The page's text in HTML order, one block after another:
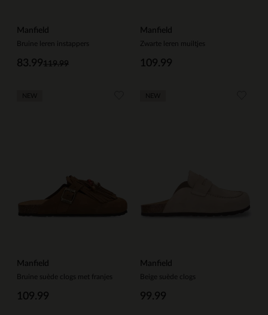
Manfield
Bruine leren instappers
119.99
83.99
Manfield
Zwarte leren muiltjes
109.99
Manfield
Bruine suède clogs met franjes
109.99
Manfield
Beige suède clogs
99.99